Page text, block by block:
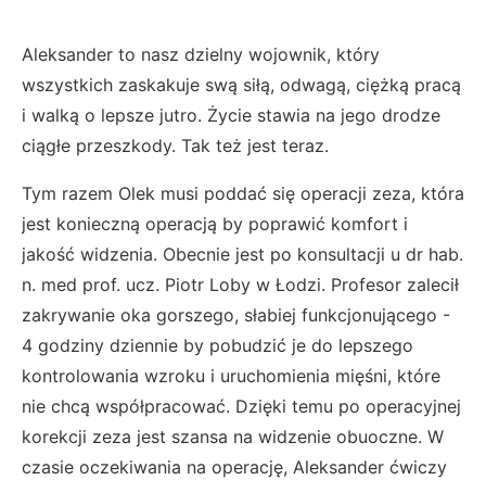
Aleksander to nasz dzielny wojownik, który
wszystkich zaskakuje swą siłą, odwagą, ciężką pracą
i walką o lepsze jutro. Życie stawia na jego drodze
ciągłe przeszkody. Tak też jest teraz.
Tym razem Olek musi poddać się operacji zeza, która
jest konieczną operacją by poprawić komfort i
jakość widzenia. Obecnie jest po konsultacji u dr hab.
n. med prof. ucz. Piotr Loby w Łodzi. Profesor zalecił
zakrywanie oka gorszego, słabiej funkcjonującego -
4 godziny dziennie by pobudzić je do lepszego
kontrolowania wzroku i uruchomienia mięśni, które
nie chcą współpracować. Dzięki temu po operacyjnej
korekcji zeza jest szansa na widzenie obuoczne. W
czasie oczekiwania na operację, Aleksander ćwiczy